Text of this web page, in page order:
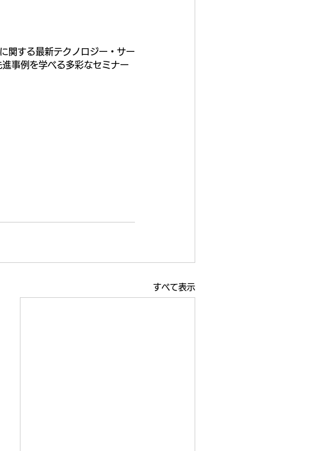
関する最新テクノロジー・サー
事例を学べる多彩なセミナー
すべて表示